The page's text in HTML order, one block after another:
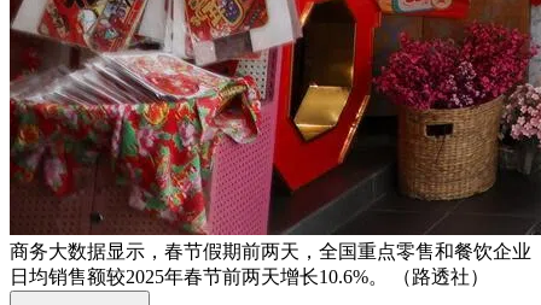
商务大数据显示，春节假期前两天，全国重点零售和餐饮企业
日均销售额较2025年春节前两天增长10.6%。 （路透社）